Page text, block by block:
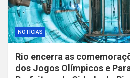
NOTÍCIAS
Rio encerra as
dos Jogos Olímpicos e